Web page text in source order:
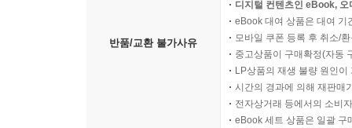
반품/교환 불가사유
디지털 컨텐츠인 eBook,
eBook 대여 상품은 대여 기
모바일 쿠폰 등록 후 취소/
중고상품이 구매확정(자동
LP상품의 재생 불량 원인
시간의 경과에 의해 재판매
전자상거래 등에서의 소비
eBook 세트 상품은 일괄 구